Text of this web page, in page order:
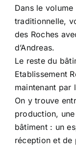
Dans le
traditionnelle,
des Roches
d’Andreas.
Le reste du
Etablissement
maintenant par
On y trouve
production,
bâtiment : un
réception et de